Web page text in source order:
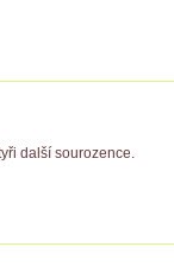
další sourozence.